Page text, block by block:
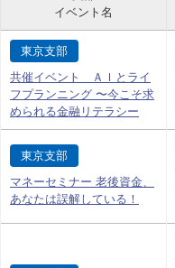
イベント名
東京支部
共催イベント ＡＩとライ
フプランニング 〜今こそ求
められる金融リテラシー
東京支部
マネーセミナー 老後資金、
あなたは誤解している！